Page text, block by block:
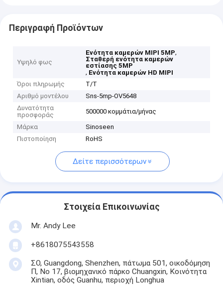
Περιγραφή Προϊόντων
Υψηλό φως
Ενότητα καμερών MIPI 5MP,
Σταθερή ενότητα καμερών
εστίασης 5MP
, Ενότητα καμερών HD MIPI
Όροι πληρωμής
T/T
Αριθμό μοντέλου
Sns-5mp-OV5648
Δυνατότητα
προσφοράς
500000 κομμάτια/μήνας
Μάρκα
Sinoseen
Πιστοποίηση
RoHS
Δείτε περισσότερων
Στοιχεία Επικοινωνίας
Mr. Andy Lee
+8618075543558
ΣΟ, Guangdong, Shenzhen, πάτωμα 501, οικοδόμηση
Π, Νο 17, βιομηχανικό πάρκο Chuangxin, Κοινότητα
Xintian, οδός Guanhu, περιοχή Longhua